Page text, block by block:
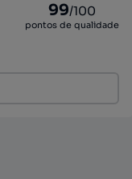
99/100
pontos de qualidade